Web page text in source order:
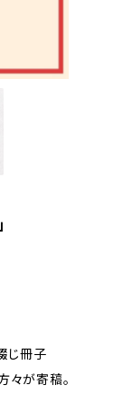
じ冊子
々が寄稿。